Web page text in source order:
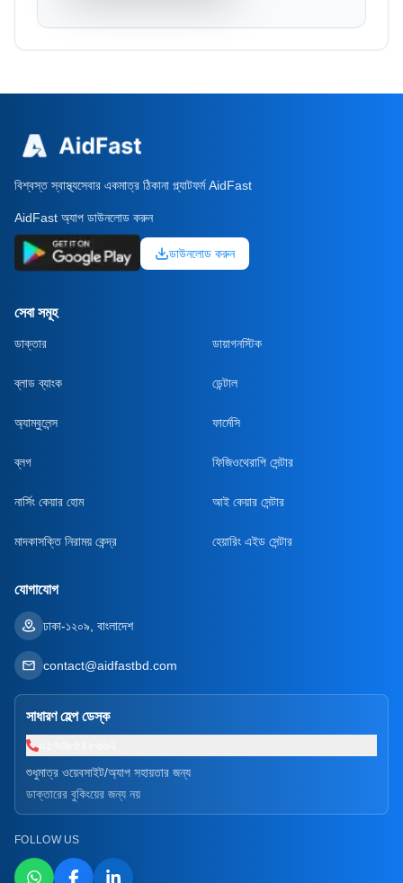
বিশ্বস্ত স্বাস্থ্যসেবার একমাত্র ঠিকানা প্ল্যাটফর্ম AidFast
AidFast অ্যাপ ডাউনলোড করুন
ডাউনলোড করুন
সেবা সমূহ
ডাক্তার ডায়াগনস্টিক
ব্লাড ব্যাংক ডেন্টাল
অ্যাম্বুলেন্স ফার্মেসি
ব্লগ ফিজিওথেরাপি সেন্টার
নার্সিং কেয়ার হোম আই কেয়ার সেন্টার
মাদকাসক্তি নিরাময় কেন্দ্র হেয়ারিং এইড সেন্টার
যোগাযোগ
ঢাকা-১২০৯, বাংলাদেশ
contact@aidfastbd.com
সাধারণ হেল্প ডেস্ক
শুধুমাত্র ওয়েবসাইট/অ্যাপ সহায়তার জন্য
ডাক্তারের বুকিংয়ের জন্য নয়
FOLLOW US